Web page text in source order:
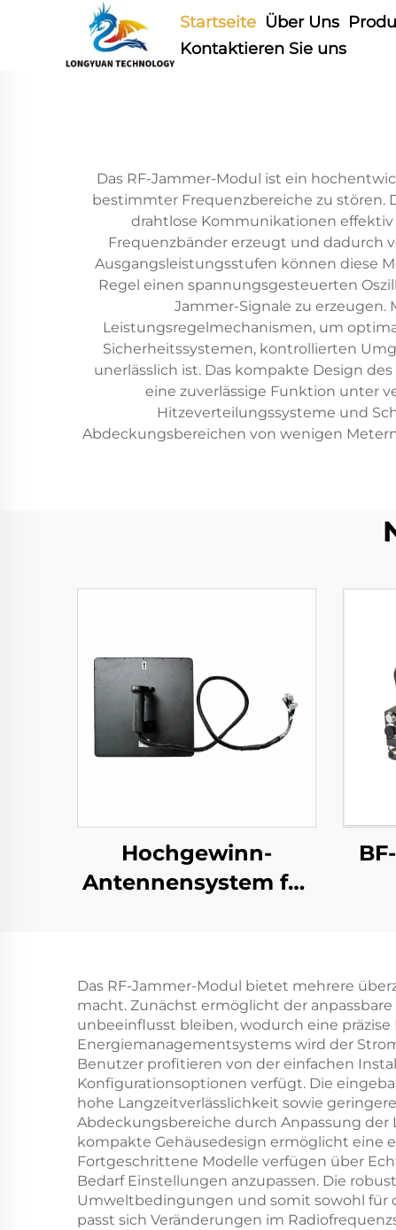
Startseite Über Uns
Kontaktieren Sie uns
Das RF-Jammer-Modul ist ein
bestimmter Frequenzbereiche zu stören.
drahtlose Kommunikationen
Frequenzbänder erzeugt und dadurch
Ausgangsleistungsstufen können diese
Regel einen spannungsgesteuerten
Jammer-Signale zu
Leistungsregelmechanismen, um
Sicherheitssystemen, kontrollierten
unerlässlich ist. Das kompakte Design
eine zuverlässige Funktion unter
Hitzeverteilungssysteme und
Abdeckungsbereichen von wenigen
Hochgewinn-
Antennensystem für
Effektive
Frequenzschirmung
UAV-Signale
Das RF-Jammer-Modul bietet mehrere
macht. Zunächst ermöglicht der
unbeeinflusst bleiben, wodurch eine
Energiemanagementsystems wird der
Benutzer profitieren von der einfachen
Konfigurationsoptionen verfügt. Die
hohe Langzeitverlässlichkeit sowie
Abdeckungsbereiche durch Anpassung
kompakte Gehäusedesign ermöglicht eine
Fortgeschrittene Modelle verfügen über
Bedarf Einstellungen anzupassen. Die
Umweltbedingungen und somit sowohl für
passt sich Veränderungen im